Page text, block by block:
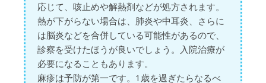
応じて、咳止めや解熱剤などが処方されます。
熱が下がらない場合は、肺炎や中耳炎、さらに
は脳炎などを合併している可能性があるので、
診察を受けたほうが良いでしょう。入院治療が
必要になることもあります。
麻疹は予防が第一です。1歳を過ぎたらなるべ